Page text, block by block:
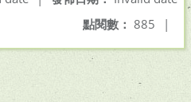
點閱數： 885 |